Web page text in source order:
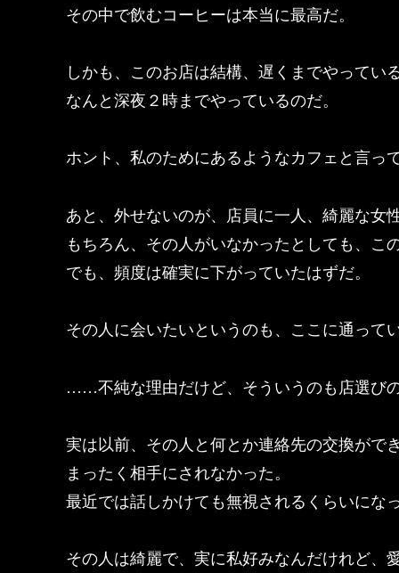
その中で飲むコーヒーは本当に最高だ。
しかも、このお店は結構、遅くまでやってい
なんと深夜２時までやっているのだ。
ホント、私のためにあるようなカフェと言っ
あと、外せないのが、店員に一人、綺麗な女
もちろん、その人がいなかったとしても、こ
でも、頻度は確実に下がっていたはずだ。
その人に会いたいというのも、ここに通って
……不純な理由だけど、そういうのも店選び
実は以前、その人と何とか連絡先の交換がで
まったく相手にされなかった。
最近では話しかけても無視されるくらいにな
その人は綺麗で、実に私好みなんだけれど、